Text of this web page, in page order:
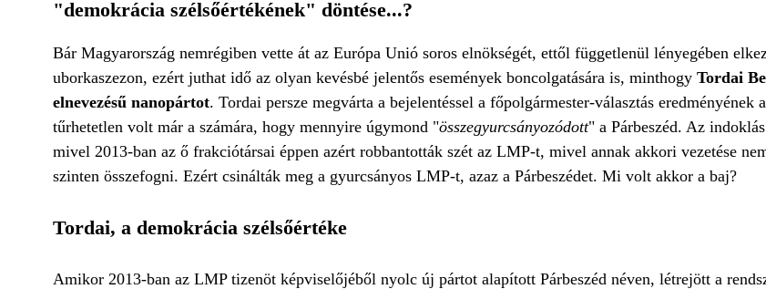
"demokrácia szélsőértékének" döntése...?
Bár Magyarország nemrégiben vette át az Európa Unió soros elnökségét, ettől függetlenül lényegében
uborkaszezon, ezért juthat idő az olyan kevésbé jelentős események boncolgatására is, minthogy Tordai
elnevezésű nanopártot. Tordai persze megvárta a bejelentéssel a főpolgármester-választás eredményének
tűrhetetlen volt már a számára, hogy mennyire úgymond "összegyurcsányozódott" a Párbeszéd. Az
mivel 2013-ban az ő frakciótársai éppen azért robbantották szét az LMP-t, mivel annak akkori vezetése
szinten összefogni. Ezért csinálták meg a gyurcsányos LMP-t, azaz a Párbeszédet. Mi volt akkor a baj?
Tordai, a demokrácia szélsőértéke
Amikor 2013-ban az LMP tizenöt képviselőjéből nyolc új pártot alapított Párbeszéd néven, létrejött a